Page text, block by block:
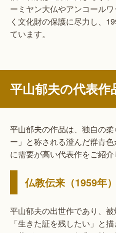
ーミヤン大仏やアンコール
く文化財の保護に尽力し、
ています。
平山郁夫の代表作
平山郁夫の作品は、独自の
ー」と称される澄んだ群青
に需要が高い代表作をご紹介
仏教伝来（1959年）
平山郁夫の出世作であり、
「生きた証を残したい」と